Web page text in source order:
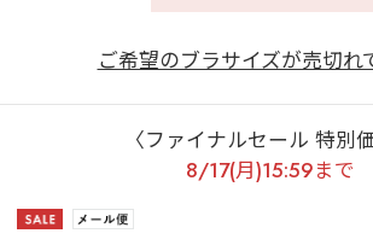
ご希望のブラサイズが売切れ
〈ファイナルセール 特別
8/17(月)15:59まで